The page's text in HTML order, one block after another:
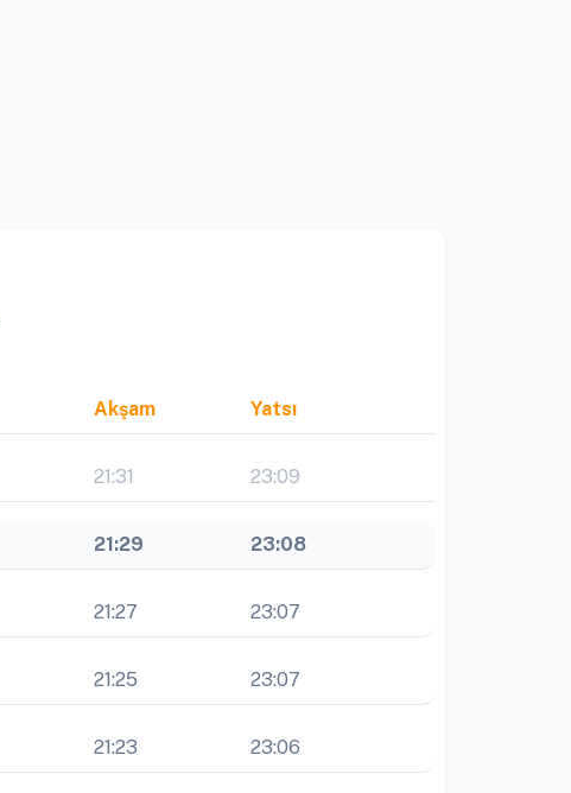
Akşam Yatsı
21:31 23:09
21:29 23:08
21:27 23:07
21:25 23:07
21:23 23:06